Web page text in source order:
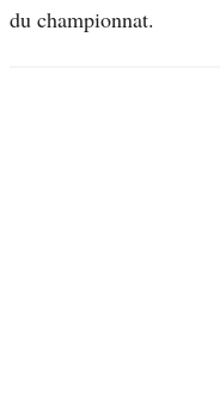
du championnat.